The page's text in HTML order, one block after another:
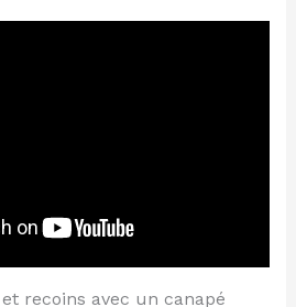
recoins avec un canapé